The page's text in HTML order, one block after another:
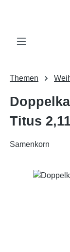
Zum Hauptinhalt
Themen
Titus
Samenkorn
Bildergalerie